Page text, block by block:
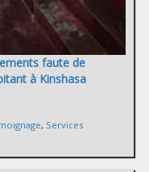
faute de
à Kinshasa
, Services